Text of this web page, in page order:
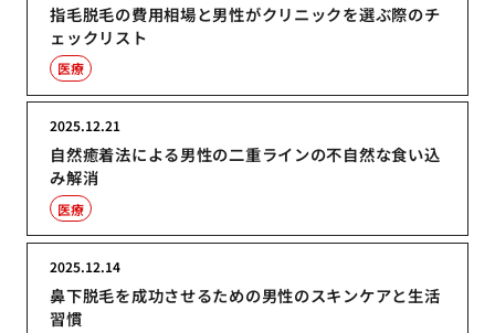
指毛脱毛の費用相場と男性がクリニックを選ぶ際のチ
ェックリスト
医療
自然癒着法による男性の二重ラインの不自然な食い込
み解消
2025.12.21
医療
鼻下脱毛を成功させるための男性のスキンケアと生活
習慣
2025.12.14